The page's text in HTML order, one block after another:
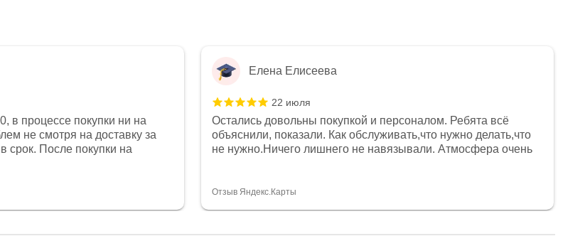
в процессе покупки ни на
не смотря на доставку за
срок. После покупки на
представители магазина
проблема была решена.
к клиенту после
Елена Елисеева
22 июля
Остались довольны покупкой и персоналом. Ребята всё
объяснили, показали. Как обслуживать,что нужно делать,что
не нужно.Ничего лишнего не навязывали. Атмосфера очень
огромное спасибо Дмитрию, за клиентоориентированность и
Отзыв Яндекс.Карты